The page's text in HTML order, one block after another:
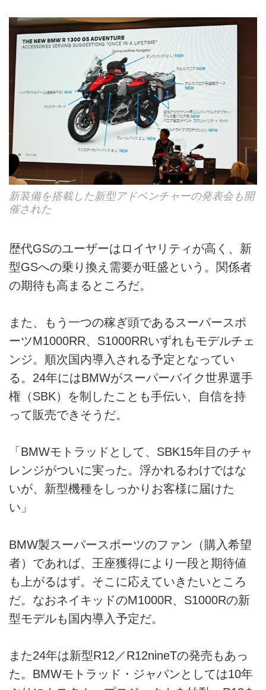
新装備を搭載した新型アドベンチャーの発表会も開
催された
歴代GSのユーザーはロイヤリティが高く、新
型GSへの乗り換え需要が旺盛という。関係者
の期待も高まるところだ。
また、もう一つの稼ぎ頭であるスーパースポ
ーツM1000RR、S1000RRいずれもモデルチェ
ンジ。順次国内導入される予定となってい
る。24年にはBMWがスーパーバイク世界選手
権（SBK）を制したことも手伝い、自信を持
って販売できそうだ。
「BMWモトラッドとして、SBK15年目のチャ
レンジがついに実った。浮かれるわけではな
いが、新型機種をしっかりお客様に届けた
い」
BMW製スーパースポーツのファン（購入希望
者）であれば、王座獲得により一段と期待値
も上がるはず。そこに応えていきたいところ
だ。なおネイキッドのM1000R、S1000Rの新
型モデルも国内導入予定だ。
また24年は新型R12／R12nineTの発売もあっ
た。BMWモトラッド・ジャパンとしては10年